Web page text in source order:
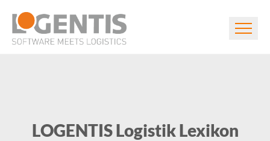
LOGENTIS Logistik Lexikon